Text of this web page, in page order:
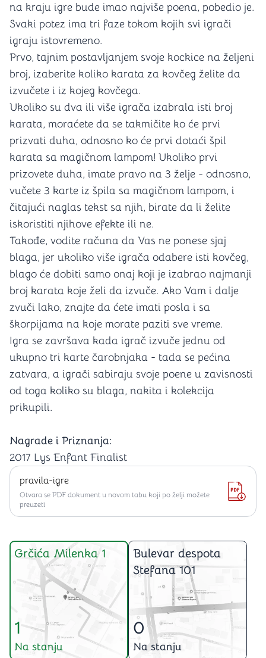
na kraju igre bude imao najviše poena, pobedio je.
Svaki potez ima tri faze tokom kojih svi igrači
igraju istovremeno.
Prvo, tajnim postavljanjem svoje kockice na željeni
broj, izaberite koliko karata za kovčeg želite da
izvučete i iz kojeg kovčega.
Ukoliko su dva ili više igrača izabrala isti broj
karata, moraćete da se takmičite ko će prvi
prizvati duha, odnosno ko će prvi dotaći špil
karata sa magičnom lampom! Ukoliko prvi
prizovete duha, imate pravo na 3 želje - odnosno,
vučete 3 karte iz špila sa magičnom lampom, i
čitajući naglas tekst sa njih, birate da li želite
iskoristiti njihove efekte ili ne.
Takođe, vodite računa da Vas ne ponese sjaj
blaga, jer ukoliko više igrača odabere isti kovčeg,
blago će dobiti samo onaj koji je izabrao najmanji
broj karata koje želi da izvuče. Ako Vam i dalje
zvuči lako, znajte da ćete imati posla i sa
škorpijama na koje morate paziti sve vreme.
Igra se završava kada igrač izvuče jednu od
ukupno tri karte čarobnjaka - tada se pećina
zatvara, a igrači sabiraju svoje poene u zavisnosti
od toga koliko su blaga, nakita i kolekcija
prikupili.
Nagrade i Priznanja:
2017 Lys Enfant Finalist
pravila-igre
Otvara se PDF dokument u novom tabu koji po želji možete
preuzeti
Grčića Milenka 1
1
Na stanju
Bulevar despota
Stefana 101
0
Na stanju